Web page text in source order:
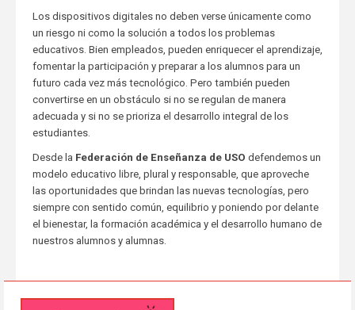
Los dispositivos digitales no deben verse únicamente como
un riesgo ni como la solución a todos los problemas
educativos. Bien empleados, pueden enriquecer el aprendizaje,
fomentar la participación y preparar a los alumnos para un
futuro cada vez más tecnológico. Pero también pueden
convertirse en un obstáculo si no se regulan de manera
adecuada y si no se prioriza el desarrollo integral de los
estudiantes.
Desde la Federación de Enseñanza de USO defendemos un
modelo educativo libre, plural y responsable, que aproveche
las oportunidades que brindan las nuevas tecnologías, pero
siempre con sentido común, equilibrio y poniendo por delante
el bienestar, la formación académica y el desarrollo humano de
nuestros alumnos y alumnas.